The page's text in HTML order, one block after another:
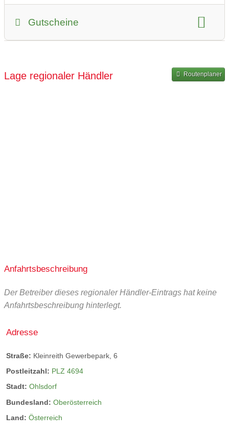
Gutscheine
Lage regionaler Händler Routenplaner
Anfahrtsbeschreibung
Der Betreiber dieses regionaler Händler-Eintrags hat keine
Anfahrtsbeschreibung hinterlegt.
Adresse
Straße: Kleinreith Gewerbepark, 6
Postleitzahl: PLZ 4694
Stadt: Ohlsdorf
Bundesland: Oberösterreich
Land: Österreich